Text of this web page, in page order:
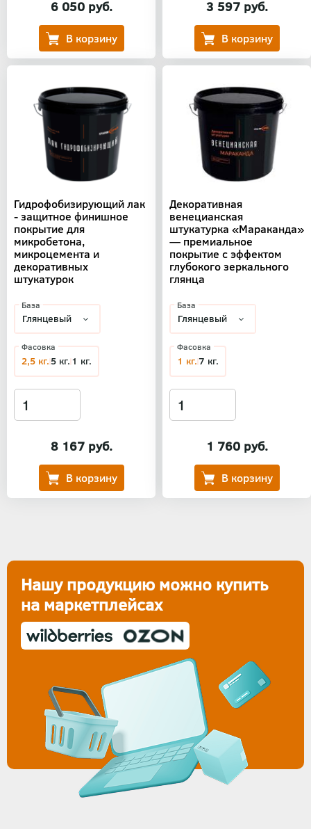
6 050 руб. 3 597 руб.
Гидрофобизирующий лак
- защитное финишное
покрытие для
микробетона,
микроцемента и
декоративных
штукатурок
8 167 руб.
База
Фасовка
2,5 кг.5 кг. 1 кг.
Декоративная
венецианская
штукатурка «Мараканда»
— премиальное
покрытие с эффектом
глубокого зеркального
глянца
1 760 руб.
База
Фасовка
1 кг.7 кг.
Нашу продукцию можно купить
на маркетплейсах